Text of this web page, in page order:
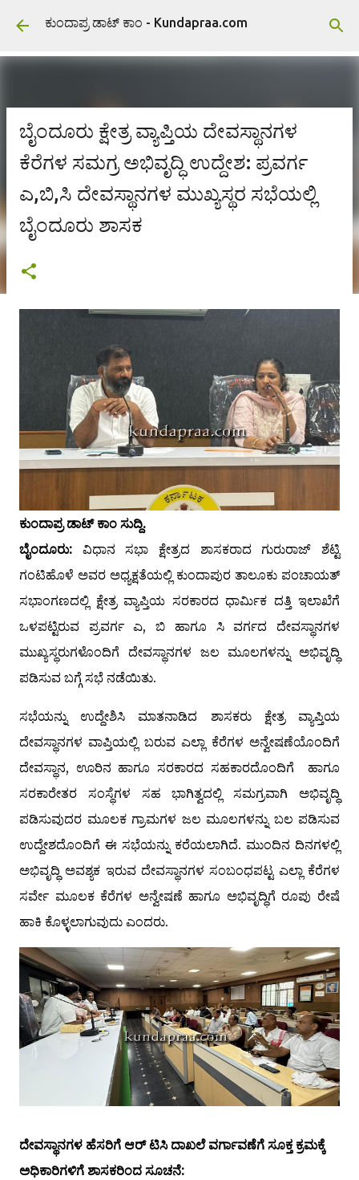
ವಿಷಯಕ್ಕೆ ಹೋಗಿ
ಕುಂದಾಪ್ರ ಡಾಟ್ ಕಾಂ - Kundapraa.com
ಬೈಂದೂರು ಕ್ಷೇತ್ರ ವ್ಯಾಪ್ತಿಯ ದೇವಸ್ಥಾನಗಳ
ಕೆರೆಗಳ ಸಮಗ್ರ ಅಭಿವೃದ್ಧಿ ಉದ್ದೇಶ: ಪ್ರವರ್ಗ
ಎ,ಬಿ,ಸಿ ದೇವಸ್ಥಾನಗಳ ಮುಖ್ಯಸ್ಥರ ಸಭೆಯಲ್ಲಿ
ಬೈಂದೂರು ಶಾಸಕ
ಕುಂದಾಪ್ರ ಡಾಟ್ ಕಾಂ ಸುದ್ದಿ.
ಬೈಂದೂರು: ವಿಧಾನ ಸಭಾ ಕ್ಷೇತ್ರದ ಶಾಸಕರಾದ ಗುರುರಾಜ್ ಶೆಟ್ಟಿ
ಗಂಟಿಹೊಳೆ ಅವರ ಅಧ್ಯಕ್ಷತೆಯಲ್ಲಿ ಕುಂದಾಪುರ ತಾಲೂಕು ಪಂಚಾಯತ್
ಸಭಾಂಗಣದಲ್ಲಿ ಕ್ಷೇತ್ರ ವ್ಯಾಪ್ತಿಯ ಸರಕಾರದ ಧಾರ್ಮಿಕ ದತ್ತಿ ಇಲಾಖೆಗೆ
ಒಳಪಟ್ಟಿರುವ ಪ್ರವರ್ಗ ಎ, ಬಿ ಹಾಗೂ ಸಿ ವರ್ಗದ ದೇವಸ್ಥಾನಗಳ
ಮುಖ್ಯಸ್ಥರುಗಳೊಂದಿಗೆ ದೇವಸ್ಥಾನಗಳ ಜಲ ಮೂಲಗಳನ್ನು ಅಭಿವೃದ್ಧಿ
ಪಡಿಸುವ ಬಗ್ಗೆ ಸಭೆ ನಡೆಯಿತು.
ಸಭೆಯನ್ನು ಉದ್ದೇಶಿಸಿ ಮಾತನಾಡಿದ ಶಾಸಕರು ಕ್ಷೇತ್ರ ವ್ಯಾಪ್ತಿಯ
ದೇವಸ್ಥಾನಗಳ ವಾಪ್ತಿಯಲ್ಲಿ ಬರುವ ಎಲ್ಲಾ ಕೆರೆಗಳ ಅನ್ವೇಷಣೆಯೊಂದಿಗೆ
ದೇವಸ್ಥಾನ, ಊರಿನ ಹಾಗೂ ಸರಕಾರದ ಸಹಕಾರದೊಂದಿಗೆ ಹಾಗೂ
ಸರಕಾರೇತರ ಸಂಸ್ಥೆಗಳ ಸಹ ಭಾಗಿತ್ವದಲ್ಲಿ ಸಮಗ್ರವಾಗಿ ಅಭಿವೃದ್ಧಿ
ಪಡಿಸುವುದರ ಮೂಲಕ ಗ್ರಾಮಗಳ ಜಲ ಮೂಲಗಳನ್ನು ಬಲ ಪಡಿಸುವ
ಉದ್ದೇಶದೊಂದಿಗೆ ಈ ಸಭೆಯನ್ನು ಕರೆಯಲಾಗಿದೆ. ಮುಂದಿನ ದಿನಗಳಲ್ಲಿ
ಅಭಿವೃದ್ಧಿ ಅವಶ್ಯಕ ಇರುವ ದೇವಸ್ಥಾನಗಳ ಸಂಬಂಧಪಟ್ಟ ಎಲ್ಲಾ ಕೆರೆಗಳ
ಸರ್ವೇ ಮೂಲಕ ಕೆರೆಗಳ ಅನ್ವೇಷಣೆ ಹಾಗೂ ಅಭಿವೃದ್ಧಿಗೆ ರೂಪು ರೇಷೆ
ಹಾಕಿ ಕೊಳ್ಳಲಾಗುವುದು ಎಂದರು.
ದೇವಸ್ಥಾನಗಳ ಹೆಸರಿಗೆ ಆರ್ ಟಿಸಿ ದಾಖಲೆ ವರ್ಗಾವಣೆಗೆ ಸೂಕ್ತ ಕ್ರಮಕ್ಕೆ
ಅಧಿಕಾರಿಗಳಿಗೆ ಶಾಸಕರಿಂದ ಸೂಚನೆ: